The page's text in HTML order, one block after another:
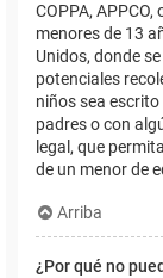
COPPA,
menores de 13
Unidos, donde
potenciales
niños sea
padres o con
legal, que
de un menor de
Arriba
¿Por qué no